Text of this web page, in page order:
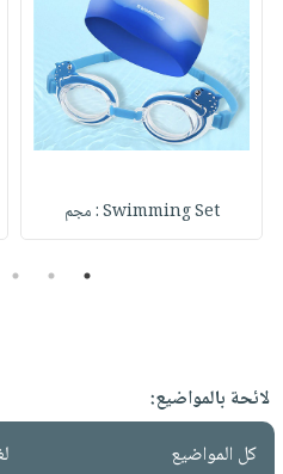
Swimming Set : مجم
1
2
3
لائحة بالمواضيع:
كل المواضيع